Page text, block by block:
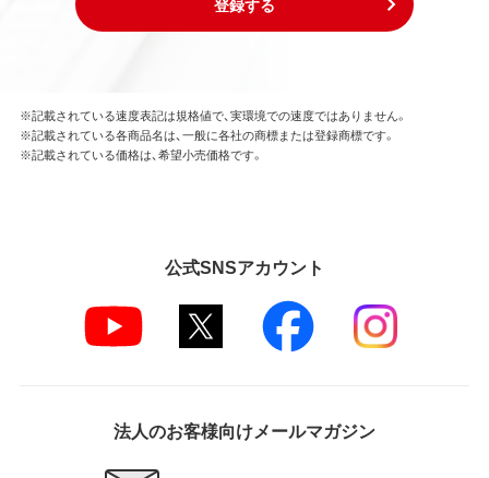
※記載されている速度表記は規格値で、実環境での速度ではありません。
※記載されている各商品名は、一般に各社の商標または登録商標です。
※記載されている価格は、希望小売価格です。
公式SNSアカウント
法人のお客様向けメールマガジン